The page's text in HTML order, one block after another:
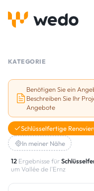
Referenzen
Förderungen &
Stellenbörse
Sind Sie
KATEGORIE
Benötigen Sie ein
Beschreiben Sie Ihr
Angebote
Schlüsselfertige
In meiner Nähe
12 Ergebnisse für
um Vallée de l'Ernz